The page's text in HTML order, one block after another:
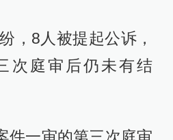
，8人被提起公诉，
次庭审后仍未有结